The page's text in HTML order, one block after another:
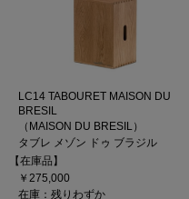
LC14 TABOURET MAISON DU
BRESIL
（MAISON DU BRESIL）
タブレ メゾン ドゥ ブラジル
【在庫品】
￥275,000
在庫：残りわずか